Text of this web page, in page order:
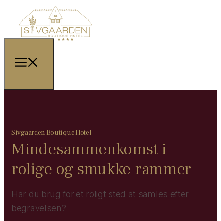
Sivgaarden Boutique Hotel
Mindesammenkomst i
rolige og smukke rammer
Har du brug for et roligt sted at samles efter
begravelsen?